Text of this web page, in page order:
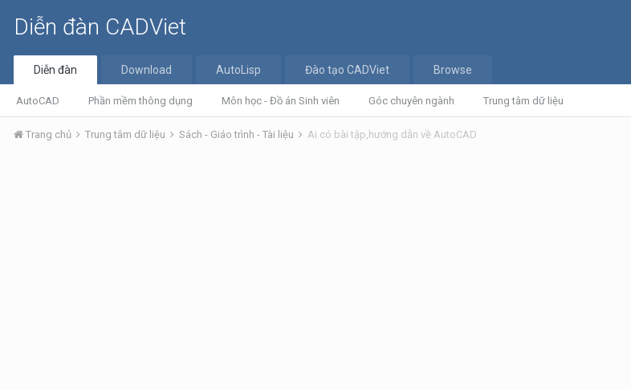
Diễn đàn CADViet
Diễn đàn
AutoCAD Phần mềm thông dụng Môn học - Đồ án Sinh viên Góc chuyên ngành Trung tâm dữ liệu
Download AutoLisp Đào tạo CADViet Browse
Trang chủ Trung tâm dữ liệu Sách - Giáo trình - Tài liệu Ai có bài tập,hướng dẫn về AutoCAD